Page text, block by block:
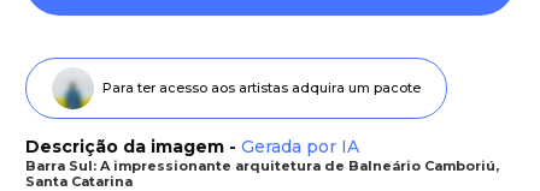
Para ter acesso aos artistas adquira um pacote
Descrição da imagem - Gerada por IA
Barra Sul: A impressionante arquitetura de Balneário Camboriú,
Santa Catarina